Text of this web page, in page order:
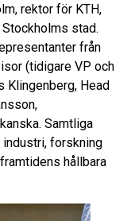
rektor för KTH,
Stockholms stad.
från
(tidigare VP och
Klingenberg, Head
Samtliga
industri, forskning
hållbara